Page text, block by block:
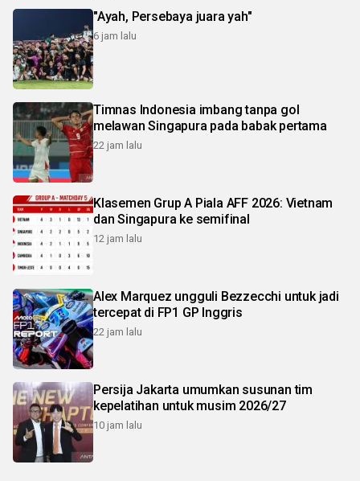
"Ayah, Persebaya juara yah"
6 jam lalu
Timnas Indonesia imbang tanpa gol
melawan Singapura pada babak pertama
22 jam lalu
Klasemen Grup A Piala AFF 2026: Vietnam
dan Singapura ke semifinal
12 jam lalu
Alex Marquez ungguli Bezzecchi untuk jadi
tercepat di FP1 GP Inggris
22 jam lalu
Persija Jakarta umumkan susunan tim
kepelatihan untuk musim 2026/27
10 jam lalu